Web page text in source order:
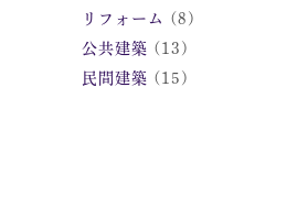
リフォーム
(8)
公共建築 (13)
民間建築 (15)